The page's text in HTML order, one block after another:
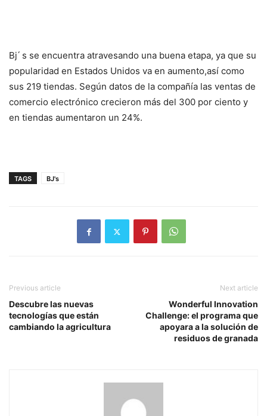
Bj ́ s se encuentra atravesando una buena etapa, ya que su
popularidad en Estados Unidos va en aumento,así como
sus 219 tiendas. Según datos de la compañía las ventas de
comercio electrónico crecieron más del 300 por ciento y
en tiendas aumentaron un 24%.
TAGS BJ's
Previous article
Descubre las nuevas
tecnologías que están
cambiando la agricultura
Next article
Wonderful Innovation
Challenge: el programa que
apoyara a la solución de
residuos de granada